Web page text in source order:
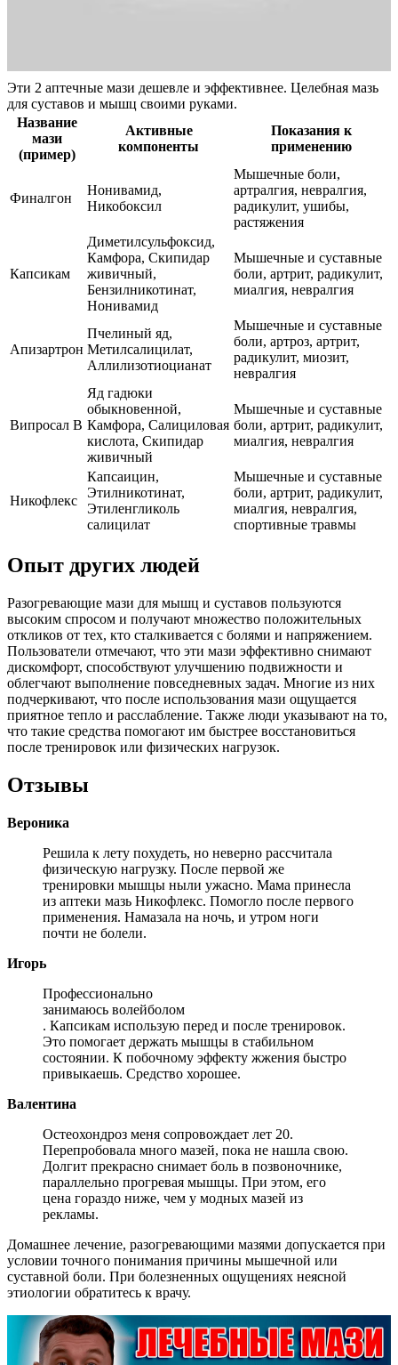
Эти 2 аптечные мази дешевле и эффективнее. Целебная мазь
для суставов и мышц своими руками.
Название
мази
(пример)
Активные
компоненты
Показания к
применению
Финалгон
Нонивамид,
Никобоксил
Мышечные боли,
артралгия, невралгия,
радикулит, ушибы,
растяжения
Капсикам
Диметилсульфоксид,
Камфора, Скипидар
живичный,
Бензилникотинат,
Нонивамид
Мышечные и суставные
боли, артрит, радикулит,
миалгия, невралгия
Апизартрон
Пчелиный яд,
Метилсалицилат,
Аллилизотиоцианат
Мышечные и суставные
боли, артроз, артрит,
радикулит, миозит,
невралгия
Випросал В
Яд гадюки
обыкновенной,
Камфора, Салициловая
кислота, Скипидар
живичный
Мышечные и суставные
боли, артрит, радикулит,
миалгия, невралгия
Никофлекс
Капсаицин,
Этилникотинат,
Этиленгликоль
салицилат
Мышечные и суставные
боли, артрит, радикулит,
миалгия, невралгия,
спортивные травмы
Опыт других людей
Разогревающие мази для мышц и суставов пользуются
высоким спросом и получают множество положительных
откликов от тех, кто сталкивается с болями и напряжением.
Пользователи отмечают, что эти мази эффективно снимают
дискомфорт, способствуют улучшению подвижности и
облегчают выполнение повседневных задач. Многие из них
подчеркивают, что после использования мази ощущается
приятное тепло и расслабление. Также люди указывают на то,
что такие средства помогают им быстрее восстановиться
после тренировок или физических нагрузок.
Отзывы
Вероника
Решила к лету похудеть, но неверно рассчитала
физическую нагрузку. После первой же
тренировки мышцы ныли ужасно. Мама принесла
из аптеки мазь Никофлекс. Помогло после первого
применения. Намазала на ночь, и утром ноги
почти не болели.
Игорь
Профессионально
занимаюсь волейболом
. Капсикам использую перед и после тренировок.
Это помогает держать мышцы в стабильном
состоянии. К побочному эффекту жжения быстро
привыкаешь. Средство хорошее.
Валентина
Остеохондроз меня сопровождает лет 20.
Перепробовала много мазей, пока не нашла свою.
Долгит прекрасно снимает боль в позвоночнике,
параллельно прогревая мышцы. При этом, его
цена гораздо ниже, чем у модных мазей из
рекламы.
Домашнее лечение, разогревающими мазями допускается при
условии точного понимания причины мышечной или
суставной боли. При болезненных ощущениях неясной
этиологии обратитесь к врачу.